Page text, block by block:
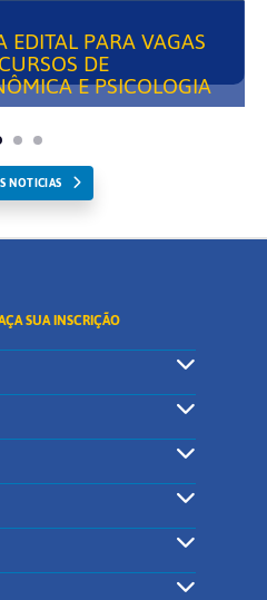
PARA VAGAS
DE
E PSICOLOGIA
NOTICIAS
SUA INSCRIÇÃO